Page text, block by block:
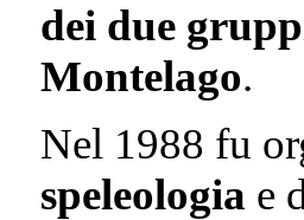
dei due
Montelago.
Nel 1988 fu
speleologia e